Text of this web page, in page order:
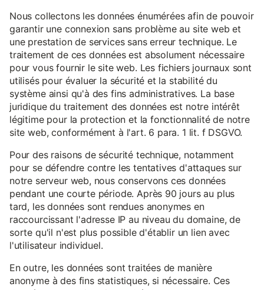
Nous collectons les données énumérées afin de pouvoir
garantir une connexion sans problème au site web et
une prestation de services sans erreur technique. Le
traitement de ces données est absolument nécessaire
pour vous fournir le site web. Les fichiers journaux sont
utilisés pour évaluer la sécurité et la stabilité du
système ainsi qu'à des fins administratives. La base
juridique du traitement des données est notre intérêt
légitime pour la protection et la fonctionnalité de notre
site web, conformément à l'art. 6 para. 1 lit. f DSGVO.
Pour des raisons de sécurité technique, notamment
pour se défendre contre les tentatives d'attaques sur
notre serveur web, nous conservons ces données
pendant une courte période. Après 90 jours au plus
tard, les données sont rendues anonymes en
raccourcissant l'adresse IP au niveau du domaine, de
sorte qu'il n'est plus possible d'établir un lien avec
l'utilisateur individuel.
En outre, les données sont traitées de manière
anonyme à des fins statistiques, si nécessaire. Ces